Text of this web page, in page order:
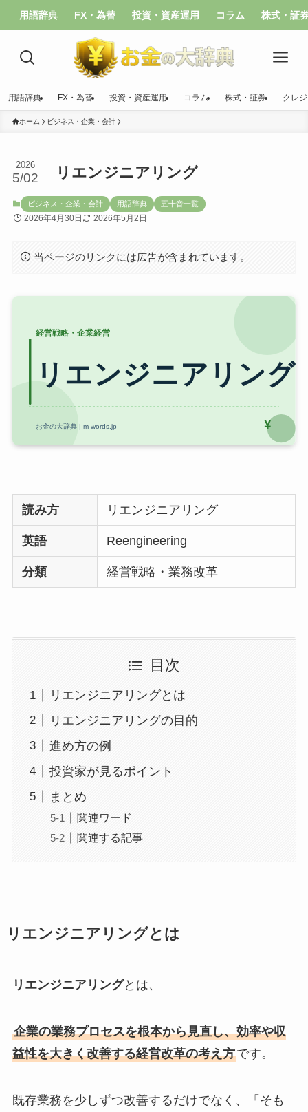
用語辞典 FX・為替 投資・資産運用 コラム 株式・証
用語辞典 FX・為替 投資・資産運用 コラム 株式・証券 クレ
ホーム ビジネス・企業・会計
リエンジニアリング
2026
5/02
ビジネス・企業・会計 用語辞典 五十音一覧
2026年4月30日 2026年5月2日
当ページのリンクには広告が含まれています。
読み方 リエンジニアリング
英語 Reengineering
分類 経営戦略・業務改革
目次
リエンジニアリングとは
リエンジニアリングの目的
進め方の例
投資家が見るポイント
まとめ
関連ワード
関連する記事
リエンジニアリングとは
リエンジニアリングとは、
企業の業務プロセスを根本から見直し、効率や収
益性を大きく改善する経営改革の考え方です。
既存業務を少しずつ改善するだけでなく、「そも